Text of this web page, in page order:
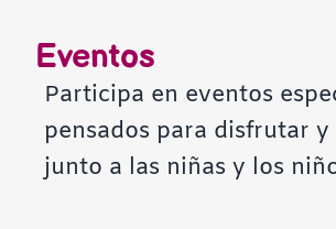
Eventos
Participa en eventos
pensados para disfrutar
junto a las niñas y los
Fondo claro
Subrayar